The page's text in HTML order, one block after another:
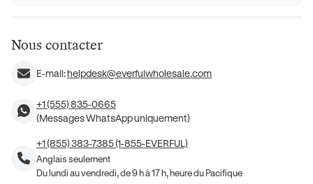
Nous contacter
E-mail:helpdesk@everfulwholesale.com
+1 (555) 835-0665
(Messages WhatsApp uniquement)
+1 (855) 383-7385 (1-855-EVERFUL)
Anglais seulement
Du lundi au vendredi, de 9 h à 17 h, heure du Pacifique